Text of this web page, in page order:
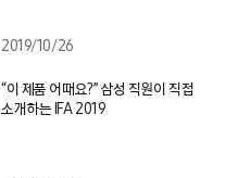
2019/10/26
“이 제품 어때요?” 삼성 직원이 직접
소개하는 IFA 2019